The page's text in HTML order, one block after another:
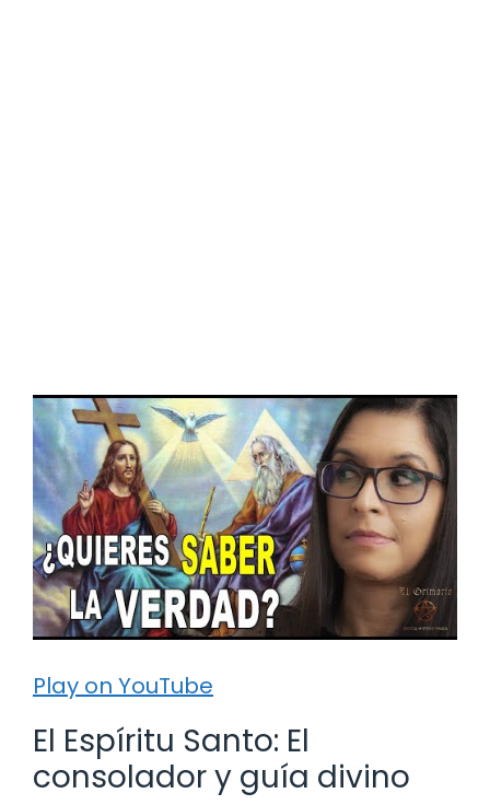
Play on YouTube
El Espíritu Santo: El
consolador y guía divino